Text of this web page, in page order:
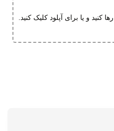
کنید و یا برای آپلود کلیک کنید.